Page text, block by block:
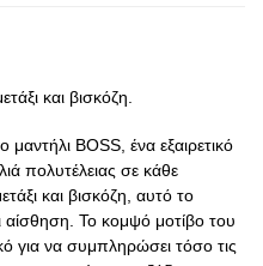
και βισκόζη.
BOSS, ένα εξαιρετικό
πολυτέλειας σε κάθε
και βισκόζη, αυτό το
Το κομψό μοτίβο του
για να συμπληρώσει τόσο τις